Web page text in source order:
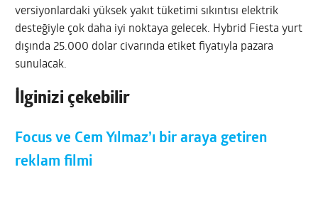
versiyonlardaki yüksek yakıt tüketimi sıkıntısı elektrik
desteğiyle çok daha iyi noktaya gelecek. Hybrid Fiesta yurt
dışında 25.000 dolar civarında etiket fiyatıyla pazara
sunulacak.
İlginizi çekebilir
Focus ve Cem Yılmaz’ı bir araya getiren
reklam filmi